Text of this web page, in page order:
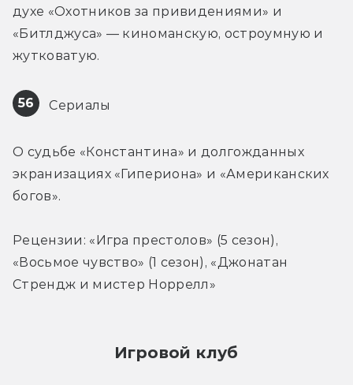
духе «Охотников за привидениями» и
«Битлджуса» — киноманскую, остроумную и
жутковатую.
56 Сериалы
О судьбе «Константина» и долгожданных
экранизациях «Гипериона» и «Американских
богов».
Рецензии: «Игра престолов» (5 сезон),
«Восьмое чувство» (1 сезон), «Джонатан
Стрендж и мистер Норрелл»
Игровой клуб